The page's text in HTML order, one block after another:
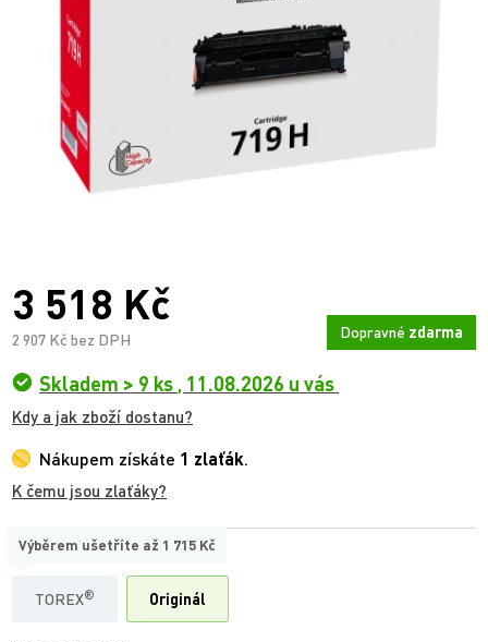
3 518 Kč
2 907 Kč bez DPH Dopravné zdarma
Skladem > 9 ks , 11.08.2026 u vás
Kdy a jak zboží dostanu?
Nákupem získáte 1 zlaťák.
K čemu jsou zlaťáky?
TYP
TOREX®
Výběrem ušetříte až 1 715 Kč
Originál